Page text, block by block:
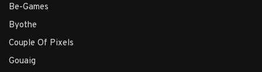
Be-Games
Byothe
Couple Of Pixels
Gouaig